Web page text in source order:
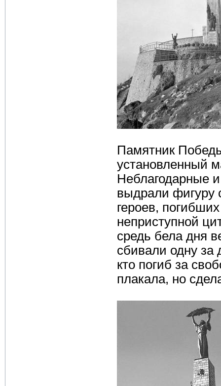
Памятник
установленный
Неблагодарные
выдрали фигуру
героев,
неприступной
средь бела дня
сбивали одну за
кто погиб за
плакала, но